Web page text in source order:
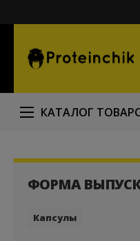
КАТАЛОГ
ФОРМА
Капсулы